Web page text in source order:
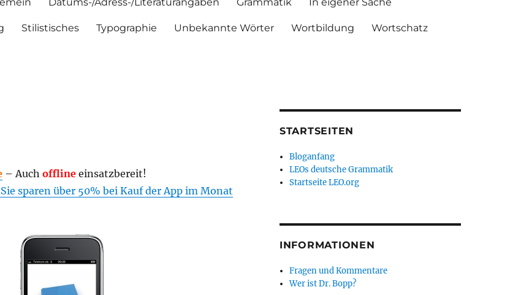
Stilistisches Typographie Unbekannte Wörter Wortbildung Wortschatz
– Auch offline einsatzbereit!
sparen über 50% bei Kauf der App im Monat
STARTSEITEN
Bloganfang
LEOs deutsche Grammatik
Startseite LEO.org
INFORMATIONEN
Fragen und Kommentare
Wer ist Dr. Bopp?